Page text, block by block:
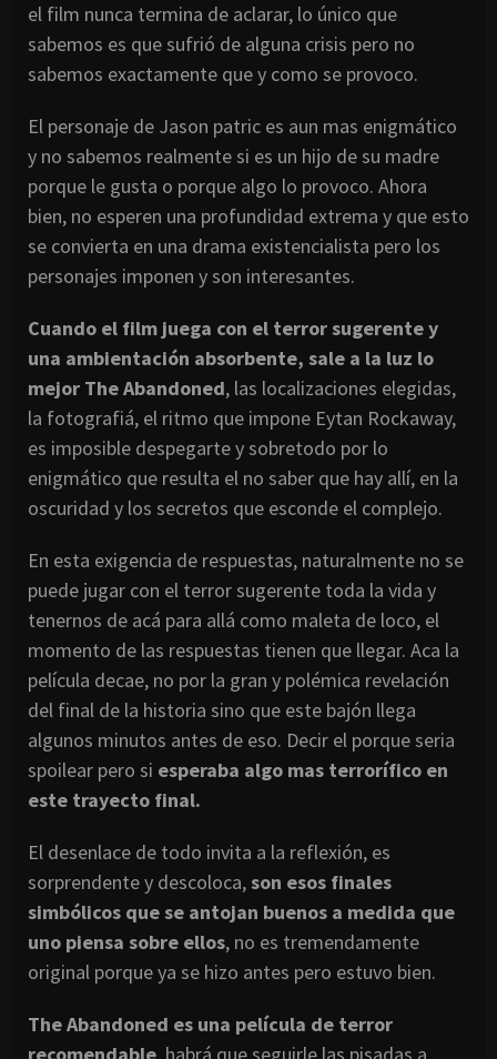
el film nunca termina de aclarar, lo único que
sabemos es que sufrió de alguna crisis pero no
sabemos exactamente que y como se provoco.
El personaje de Jason patric es aun mas enigmático
y no sabemos realmente si es un hijo de su madre
porque le gusta o porque algo lo provoco. Ahora
bien, no esperen una profundidad extrema y que esto
se convierta en una drama existencialista pero los
personajes imponen y son interesantes.
Cuando el film juega con el terror sugerente y
una ambientación absorbente, sale a la luz lo
mejor The Abandoned, las localizaciones elegidas,
la fotografiá, el ritmo que impone Eytan Rockaway,
es imposible despegarte y sobretodo por lo
enigmático que resulta el no saber que hay allí, en la
oscuridad y los secretos que esconde el complejo.
En esta exigencia de respuestas, naturalmente no se
puede jugar con el terror sugerente toda la vida y
tenernos de acá para allá como maleta de loco, el
momento de las respuestas tienen que llegar. Aca la
película decae, no por la gran y polémica revelación
del final de la historia sino que este bajón llega
algunos minutos antes de eso. Decir el porque seria
spoilear pero si esperaba algo mas terrorífico en
este trayecto final.
El desenlace de todo invita a la reflexión, es
sorprendente y descoloca,son esos finales
simbólicos que se antojan buenos a medida que
uno piensa sobre ellos, no es tremendamente
original porque ya se hizo antes pero estuvo bien.
The Abandoned es una película de terror